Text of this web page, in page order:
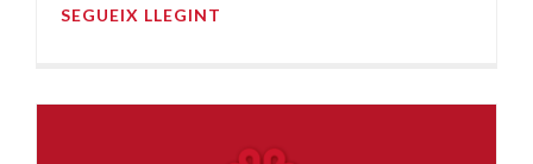
SEGUEIX LLEGINT